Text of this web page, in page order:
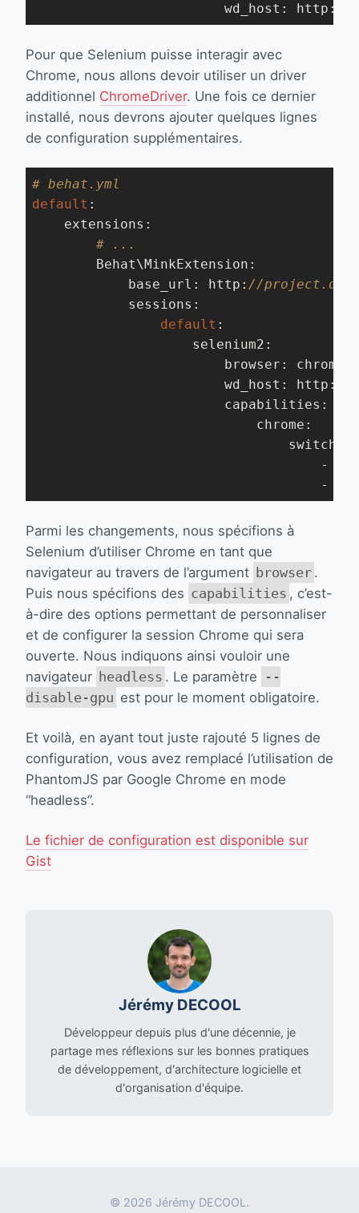
                        wd_host: http:
Pour que Selenium puisse interagir avec
Chrome, nous allons devoir utiliser un driver
additionnel ChromeDriver. Une fois ce dernier
installé, nous devrons ajouter quelques lignes
de configuration supplémentaires.
# behat.yml
default :
    extensions:
# ...
        Behat\MinkExtension:
            base_url: http:
//project.dev
            sessions:
default :
                    selenium2:
                        browser: chrome
                        wd_host: http:
                        capabilities:
                            chrome:
                                    -
                                    -
Parmi les changements, nous spécifions à
Selenium d’utiliser Chrome en tant que
navigateur au travers de l’argument browser .
Puis nous spécifions des capabilities , c’est-
à-dire des options permettant de personnaliser
et de configurer la session Chrome qui sera
ouverte. Nous indiquons ainsi vouloir une
navigateur headless . Le paramètre
--
disable-gpu est pour le moment obligatoire.
Et voilà, en ayant tout juste rajouté 5 lignes de
configuration, vous avez remplacé l’utilisation de
PhantomJS par Google Chrome en mode
“headless”.
Le fichier de configuration est disponible sur
Gist
Jérémy DECOOL
Développeur depuis plus d'une décennie, je
partage mes réflexions sur les bonnes pratiques
de développement, d'architecture logicielle et
d'organisation d'équipe.
© 2026 Jérémy DECOOL.